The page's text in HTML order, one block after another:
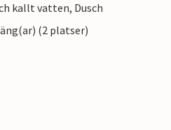
kallt vatten, Dusch
(2 platser)